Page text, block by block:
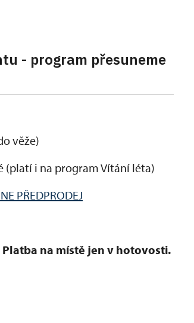
- program přesuneme
věže)
(platí i na program Vítání léta)
PŘEDPRODEJ
Platba na místě jen v hotovosti.